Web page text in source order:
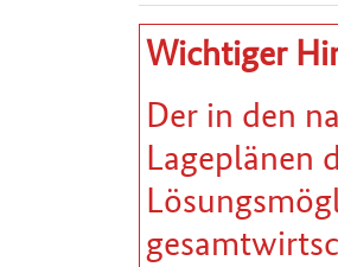
Wichtiger
Der in den
Lageplänen